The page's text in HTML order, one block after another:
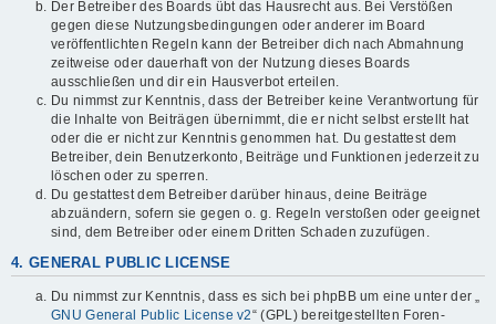
Der Betreiber des Boards übt das Hausrecht aus. Bei Verstößen
gegen diese Nutzungsbedingungen oder anderer im Board
veröffentlichten Regeln kann der Betreiber dich nach Abmahnung
zeitweise oder dauerhaft von der Nutzung dieses Boards
ausschließen und dir ein Hausverbot erteilen.
Du nimmst zur Kenntnis, dass der Betreiber keine Verantwortung für
die Inhalte von Beiträgen übernimmt, die er nicht selbst erstellt hat
oder die er nicht zur Kenntnis genommen hat. Du gestattest dem
Betreiber, dein Benutzerkonto, Beiträge und Funktionen jederzeit zu
löschen oder zu sperren.
Du gestattest dem Betreiber darüber hinaus, deine Beiträge
abzuändern, sofern sie gegen o. g. Regeln verstoßen oder geeignet
sind, dem Betreiber oder einem Dritten Schaden zuzufügen.
4. GENERAL PUBLIC LICENSE
Du nimmst zur Kenntnis, dass es sich bei phpBB um eine unter der „
GNU General Public License v2“ (GPL) bereitgestellten Foren-